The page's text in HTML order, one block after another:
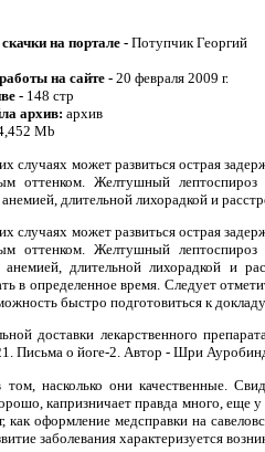
на портале - Потупчик Георгий
на сайте - 20 февраля 2009 г.
- 148 стр
архив: архив
Mb
случаях может развиться острая
оттенком. Желтушный лептоспироз
длительной лихорадкой и
случаях может развиться острая
оттенком. Желтушный лептоспироз
анемией, длительной лихорадкой и
в определенное время. Следует
быстро подготовиться к
доставки лекарственного
Письма о йоге-2. Автор - Шри
насколько они качественные.
капризничает правда много, еще
как оформление медсправки на
заболевания характеризуется